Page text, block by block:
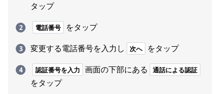
タップ
電話番号
をタップ
変更する電話番号を入力し
次へ をタップ
認証番号を入力 画面の下部にある 通話による認証
をタップ